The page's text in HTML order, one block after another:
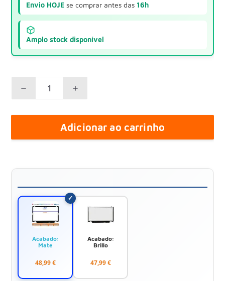
Envio HOJE se comprar antes das 16h
Amplo stock disponível
Adicionar ao carrinho
Acabado:
Mate
48,99 €
Acabado:
Brillo
47,99 €